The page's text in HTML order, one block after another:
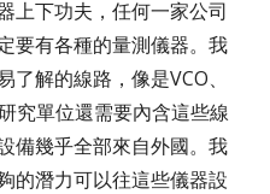
上下功夫，任何一家公司
要有各種的量測儀器。我
解的線路，像是VCO、
究單位還需要內含這些線
備幾乎全部來自外國。我
的潛力可以往這些儀器設